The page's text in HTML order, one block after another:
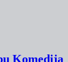
Komedija